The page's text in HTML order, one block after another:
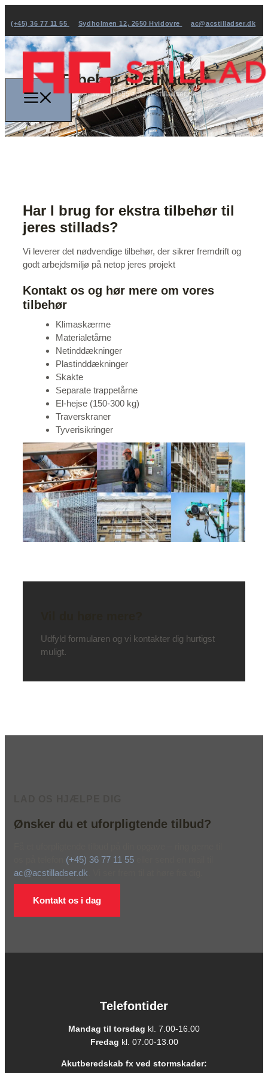
(+45) 36 77 11 55 Sydholmen 12, 2650 Hvidovre ac@acstilladser.dk
Tilbehør til stilladser
(+45) 36 77 11 55ac@acstilladser.dk
Har I brug for ekstra tilbehør til
jeres stillads?
Vi leverer det nødvendige tilbehør, der sikrer fremdrift og
godt arbejdsmiljø på netop jeres projekt
Kontakt os og hør mere om vores
tilbehør
Klimaskærme
Materialetårne
Netinddækninger
Plastinddækninger
Skakte
Separate trappetårne
El-hejse (150-300 kg)
Traverskraner
Tyverisikringer
Udfyld formularen og vi kontakter dig hurtigst
muligt.
Ønsker du et uforpligtende tilbud?
(+45) 36 77 11 55
ac@acstilladser.dk
Kontakt os i dag
Telefontider
Mandag til torsdag kl. 7.00-16.00
Fredag kl. 07.00-13.00
Akutberedskab fx ved stormskader: